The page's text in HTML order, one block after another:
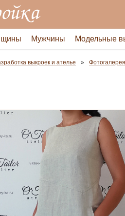
Мужчины Модельные
выкроек и ателье Фотогалерея